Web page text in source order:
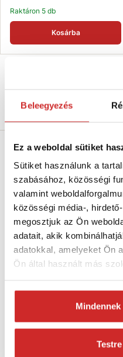
Beleegyezés
Ez a weboldal sütiket
Sütiket használunk a
szabásához, közösségi
valamint
közösségi média-,
megosztjuk az Ön
adatait, akik
adatokkal, amelyeket Ön
Ön által használt más
Mindennek
Raktáron 5 db
Kosárba
Termékleírás
Mérete:
Feketematt asztalláb,
vagypadok
Jellemzők:
Téglalap alakú cső:
acél
Szín:fekete
40 cm